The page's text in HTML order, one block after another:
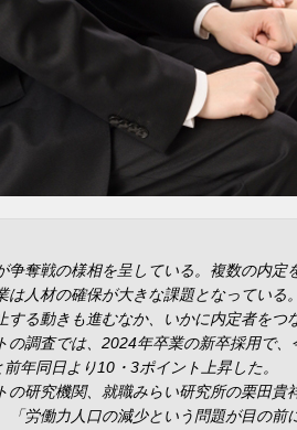
争奪戦の様相を呈している。複数の内
は人材の確保が大きな課題となってい
する動きも進むなか、いかに内定者をつ
の調査では、2024年卒業の新卒採用で
年同日より10・3ポイント上昇した。
の研究機関、就職みらい研究所の栗田
「労働力人口の減少という問題が目の